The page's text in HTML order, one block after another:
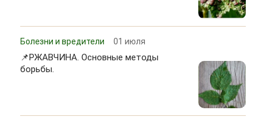
Болезни и вредители 01 июля
📌РЖАВЧИНА. Основные методы
борьбы.